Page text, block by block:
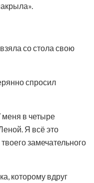
со стола свою
спросил
в четыре
Я всё это
замечательного
которому вдруг